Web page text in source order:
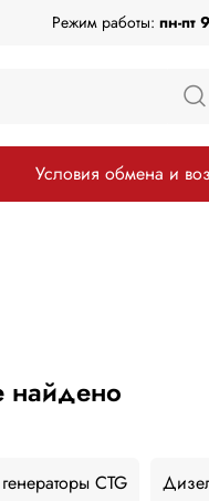
Режим работы: пн-пт
Условия обмена и
найдено
CTG